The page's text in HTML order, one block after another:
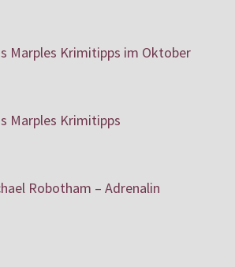
Marples Krimitipps im Oktober
Marples Krimitipps
Robotham – Adrenalin